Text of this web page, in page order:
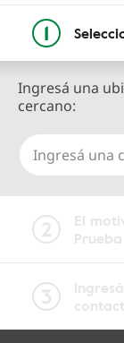
Ingresá una
cercano:
El